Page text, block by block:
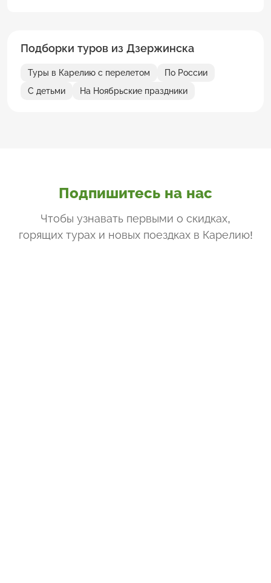
Подборки туров из Дзержинска
Туры в Карелию с перелетом
По России
С детьми
На Ноябрьские праздники
Подпишитесь на нас
Чтобы узнавать первыми о скидках,
горящих турах и новых поездкахв Карелию!